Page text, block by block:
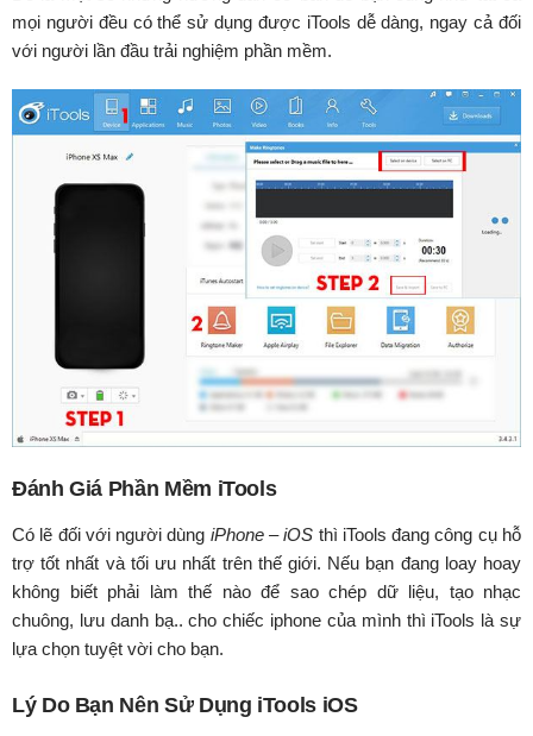
mọi người đều có thể sử dụng được iTools dễ dàng, ngay cả đối
với người lần đầu trải nghiệm phần mềm.
Đánh Giá Phần Mềm iTools
Có lẽ đối với người dùng iPhone – iOS thì iTools đang công cụ hỗ
trợ tốt nhất và tối ưu nhất trên thế giới. Nếu bạn đang loay hoay
không biết phải làm thế nào để sao chép dữ liệu, tạo nhạc
chuông, lưu danh bạ.. cho chiếc iphone của mình thì iTools là sự
lựa chọn tuyệt vời cho bạn.
Lý Do Bạn Nên Sử Dụng iTools iOS